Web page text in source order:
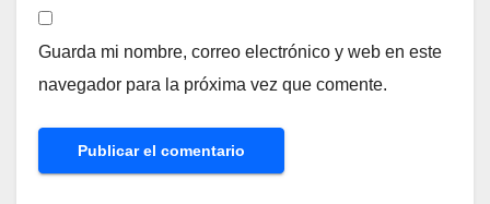
Guarda mi nombre, correo electrónico y web en este
navegador para la próxima vez que comente.